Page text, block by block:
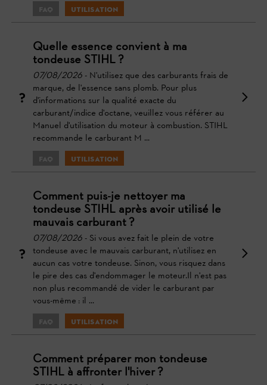
FAQ Utilisation
Quelle essence convient à ma
tondeuse STIHL ?
07/08/2026 - N'utilisez que des carburants frais de
marque, de l'essence sans plomb. Pour plus
d'informations sur la qualité exacte du
carburant/indice d'octane, veuillez vous référer au
Manuel d'utilisation du moteur à combustion. STIHL
recommande le carburant M ...
FAQ Utilisation
Comment puis-je nettoyer ma
tondeuse STIHL après avoir utilisé le
mauvais carburant ?
07/08/2026 - Si vous avez fait le plein de votre
tondeuse avec le mauvais carburant, n'utilisez en
aucun cas votre tondeuse. Sinon, vous risquez dans
le pire des cas d'endommager le moteur.Il n'est pas
non plus recommandé de vider le carburant par
vous-même : il ...
FAQ Utilisation
Comment préparer mon tondeuse
STIHL à affronter l'hiver ?